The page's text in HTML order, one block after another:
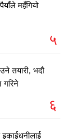
महँगियो
५
तयारी, भदौ
गरिने
६